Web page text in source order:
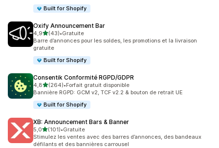
Built for Shopify
Oxify Announcement Bar
4,9étoile(s) sur 5
(43)
43 avis au total
•Gratuite
Barre d’annonces pour les soldes, les promotions et la livraison
gratuite
Built for Shopify
Consentik Conformité RGPD/GDPR
4,8étoile(s) sur 5
(264)
264 avis au total
•Forfait gratuit disponible
Bannière RGPD: GCM v2, TCF v2.2 & bouton de retrait UE
Built for Shopify
XB: Announcement Bars & Banner
5,0étoile(s) sur 5
(101)
101 avis au total
•Gratuite
Stimulez les ventes avec des barres d’annonces, des bandeaux
défilants et des bannières carrousel